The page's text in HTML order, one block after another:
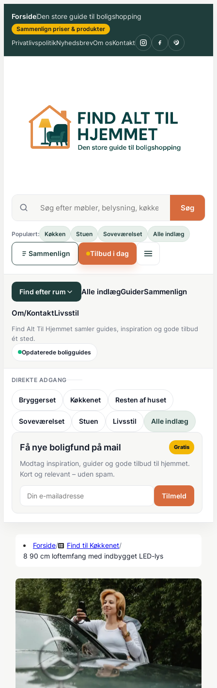
indhold
ForsideDen store guide til boligshopping
Sammenlign priser & produkter
PrivatlivspolitikNyhedsbrevOm osKontakt
Søg
Populært: Køkken Stuen Soveværelset Alle indlæg
Sammenlign Tilbud i dag
Find efter rum Alle indlægGuiderSammenlign
Om/KontaktLivsstil
Find Alt Til Hjemmet samler guides, inspiration og gode tilbud
ét sted.
Opdaterede boligguides
DIREKTE ADGANG
Bryggerset Køkkenet Resten af huset
Soveværelset Stuen Livsstil Alle indlæg
Få nye boligfund på mail Gratis
Modtag inspiration, guider og gode tilbud til hjemmet.
Kort og relevant – uden spam.
Tilmeld
Forside/ Find til Køkkenet/
8 90 cm loftemfang med indbygget LED-lys